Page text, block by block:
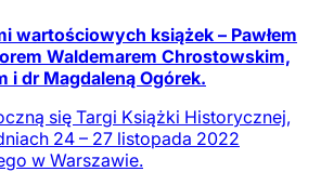
wartościowych książek – Pawłem
Waldemarem Chrostowskim,
i dr Magdaleną Ogórek.
się Targi Książki Historycznej,
24 – 27 listopada 2022
w Warszawie.